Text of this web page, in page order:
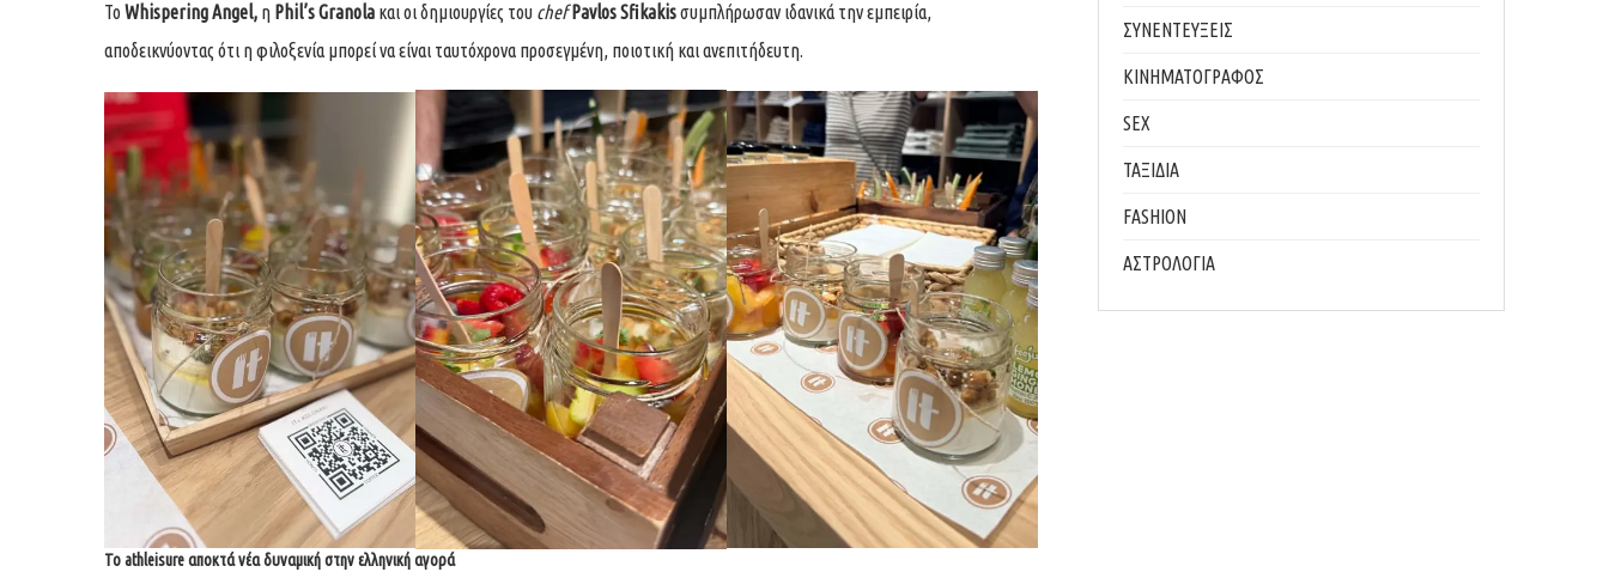
Το Whispering Angel, η Phil’s Granola και οι δημιουργίες του chef Pavlos Sfikakisσυμπλήρωσαν ιδανικά την εμπειρία,
αποδεικνύοντας ότι η φιλοξενία μπορεί να είναι ταυτόχρονα προσεγμένη, ποιοτική και ανεπιτήδευτη.
Το athleisure αποκτά νέα δυναμική στην ελληνική αγορά
ΣΥΝΕΝΤΕΥΞΕΙΣ
ΚΙΝΗΜΑΤΟΓΡΑΦΟΣ
SEX
ΤΑΞΙΔΙΑ
FASHION
ΑΣΤΡΟΛΟΓΙΑ